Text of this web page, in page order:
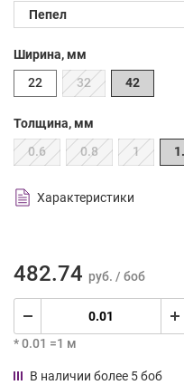
Ширина, мм
22
32 42
Толщина, мм
0.6
0.8 1
Характеристики
482.74 руб. / боб
* 0.01 =1 м
В наличии более 5 боб